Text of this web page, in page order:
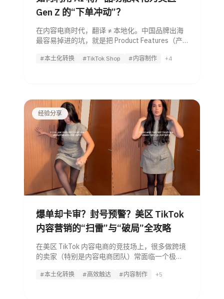
Gen Z 的“下单冲动”？
在内容电商时代，翻译 ≠ 本地化。中国品牌出海
最容易掉进的坑，就是把 Product Features（产
要在 TikTok 这种极其讲究“氛围感（Vibe）”的平
#本土化转换 #TikTok Shop #内容制作 +4
经验分享
爆单却卡审？封号预警？美区 TikTok
内容营销的“扫雷”与“破局”全攻略
在美区 TikTok 内容电商的竞技场上，很多做跨境
的卖家（特别是内容电商团队）常面临一个极其
为“非原创”？ 明明是爆款脚本，投流时却频繁“卡
#本土化转换 #高效触达 #内容制作 +5